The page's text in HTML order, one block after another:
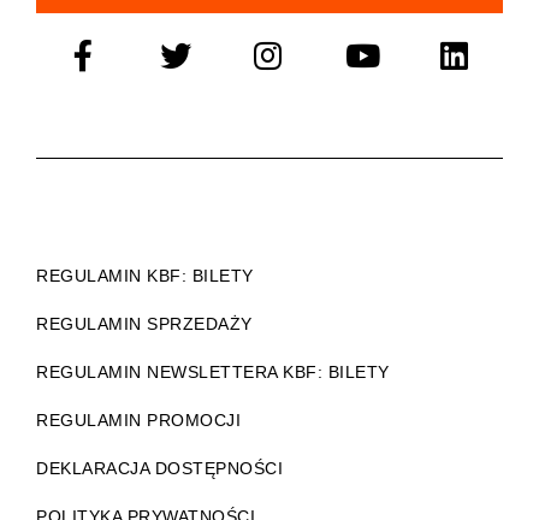
REGULAMIN KBF: BILETY
REGULAMIN SPRZEDAŻY
REGULAMIN NEWSLETTERA KBF: BILETY
REGULAMIN PROMOCJI
DEKLARACJA DOSTĘPNOŚCI